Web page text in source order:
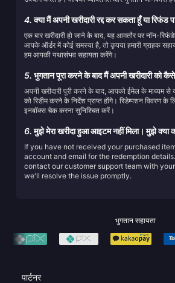
4.क्या मैं अपनी खरीदारी रद्द कर सकता हूँ या रिफंड
एक बार खरीदारी हो जाने के बाद, यह आमतौर पर नॉन-
आपके ऑर्डर में कोई समस्या है, तो कृपया हमारी ग्राहक
हम आपकी यथासंभव सहायता करेंगे।
5. भुगतान पूरा करने के बाद मैं अपनी खरीदारी को
अपनी खरीदारी पूरी करने के बाद, आपको ईमेल के माध्यम से
को रिडीम करने के निर्देश प्राप्त होंगे। रिडेम्पशन विवरण के
इनबॉक्स चेक करना सुनिश्चित करें।
6.मुझे मेरा खरीदा हुआ आइटम नहीं मिला। मुझे क्या
If you have not received your purchased
account and email for the redemption
contact our customer support team with
we'll resolve the issue promptly.
भुगतान सहायता
पार्टनर